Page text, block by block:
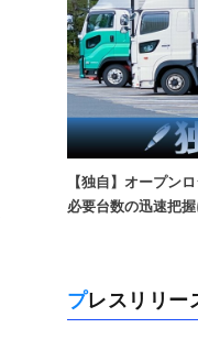
【独自】オープン
必要台数の迅速把
プレスリリ